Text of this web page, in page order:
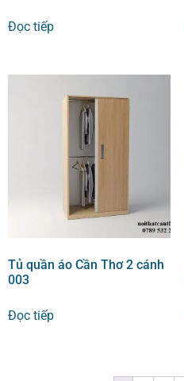
Đọc tiếp
Tủ quần áo Cần Thơ 2 cánh
003
Đọc tiếp